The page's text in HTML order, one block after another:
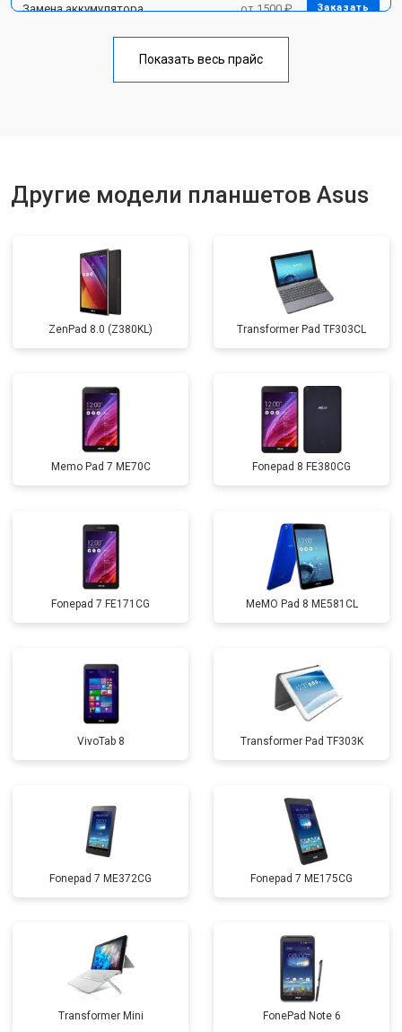
Замена аккумулятора от 1500 ₽ Заказать
Замена материнской платы от 3200 ₽
Показать весь прайс
Другие модели планшетов Asus
ZenPad 8.0 (Z380KL) Transformer Pad TF303CL
Memo Pad 7 ME70C Fonepad 8 FE380CG
Fonepad 7 FE171CG MeMO Pad 8 ME581CL
VivoTab 8 Transformer Pad TF303K
Fonepad 7 ME372CG Fonepad 7 ME175CG
Transformer Mini FonePad Note 6